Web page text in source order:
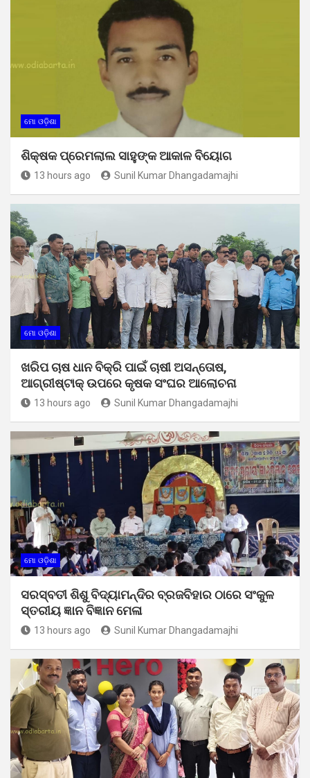
ମୋ ଓଡ଼ିଶା
ଶିକ୍ଷକ ପ୍ରେମଲାଲ ସାହୁଙ୍କ ଆକାଳ ବିୟୋଗ
13 hours ago Sunil Kumar Dhangadamajhi
ମୋ ଓଡ଼ିଶା
ଖରିପ ଚାଷ ଧାନ ବିକ୍ରି ପାଇଁ ଚାଷୀ ଅସନ୍ତୋଷ,
ଆଗ୍ରୀଷ୍ଟାକ୍ ଉପରେ କୃଷକ ସଂଘର ଆଲୋଚନା
13 hours ago Sunil Kumar Dhangadamajhi
ମୋ ଓଡ଼ିଶା
ସରସ୍ବତୀ ଶିଶୁ ବିଦ୍ୟାମନ୍ଦିର ବ୍ରଜବିହାର ଠାରେ ସଂକୁଳ
ସ୍ତରୀୟ ଜ୍ଞାନ ବିଜ୍ଞାନ ମେଳା
13 hours ago Sunil Kumar Dhangadamajhi